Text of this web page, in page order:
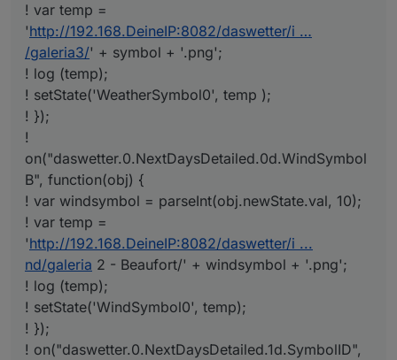
! var temp =
'http://192.168.DeineIP:8082/daswetter/i …
/galeria3/' + symbol + '.png';
! log (temp);
! setState('WeatherSymbol0', temp );
! });
!
on("daswetter.0.NextDaysDetailed.0d.WindSymbol
B", function(obj) {
! var windsymbol = parseInt(obj.newState.val, 10);
! var temp =
'http://192.168.DeineIP:8082/daswetter/i ...
nd/galeria 2 - Beaufort/' + windsymbol + '.png';
! log (temp);
! setState('WindSymbol0', temp);
! });
! on("daswetter.0.NextDaysDetailed.1d.SymbolID",